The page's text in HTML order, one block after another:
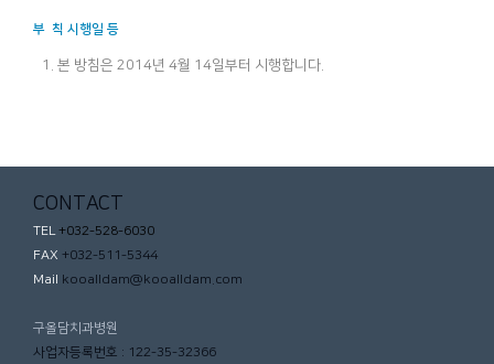
부 칙 시행일 등
본 방침은 2014년 4월 14일부터 시행합니다.
CONTACT
TEL+032-528-6030
FAX +032-511-5344
Mail
kooalldam@kooalldam.com
구올담치과병원
사업자등록번호 : 122-35-32366